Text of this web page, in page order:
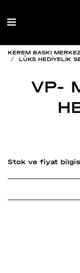
KEREM BASKI
LÜKS HEDİYELİK
VP-
Stok ve fiyat